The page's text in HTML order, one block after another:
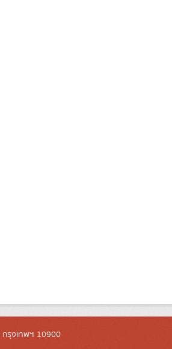
รุงเทพฯ 10900